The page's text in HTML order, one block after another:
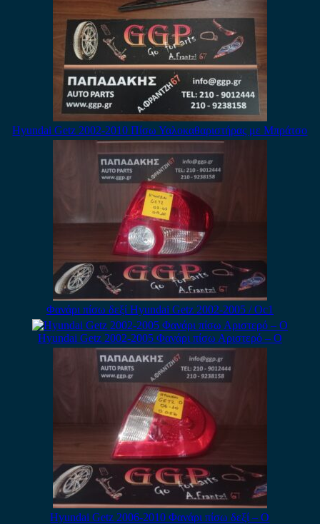
Hyundai Getz 2002-2010 Πίσω Υαλοκαθαριστήρας με Μπράτσο
Φανάρι πίσω δεξί Hyundai Getz 2002-2005 / Οc1
Hyundai Getz 2002-2005 Φανάρι πίσω Αριστερό – Ο
Hyundai Getz 2006-2010 Φανάρι πίσω δεξί – Ο